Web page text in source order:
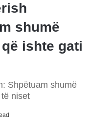
shumë
ishte gati
Shpëtuam shumë
niset